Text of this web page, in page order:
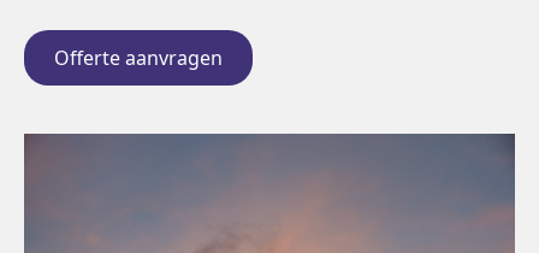
Offerte aanvragen